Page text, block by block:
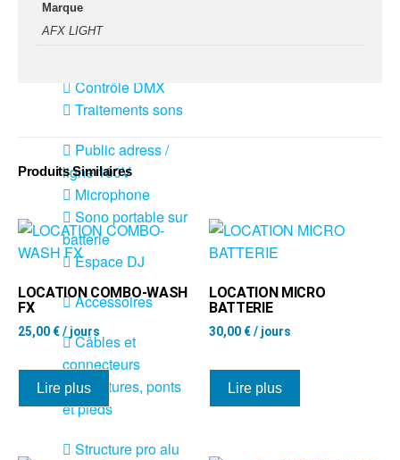
Console de
Contrôle DMX
Traitements sons
Public adress /
ligne 100V
Microphone
Sono portable sur
batterie
Espace DJ
Accessoires
Câbles et
connecteurs
Structures, ponts
et pieds
Structure pro alu
Marque
AFX LIGHT
Produits Similaires
LOCATION COMBO-WASH
FX
25,00 €/ jours
Lire plus
LOCATION MICRO
BATTERIE
30,00 €/ jours
Lire plus